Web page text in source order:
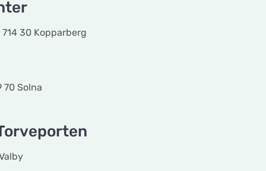
30 Kopparberg
70 Solna